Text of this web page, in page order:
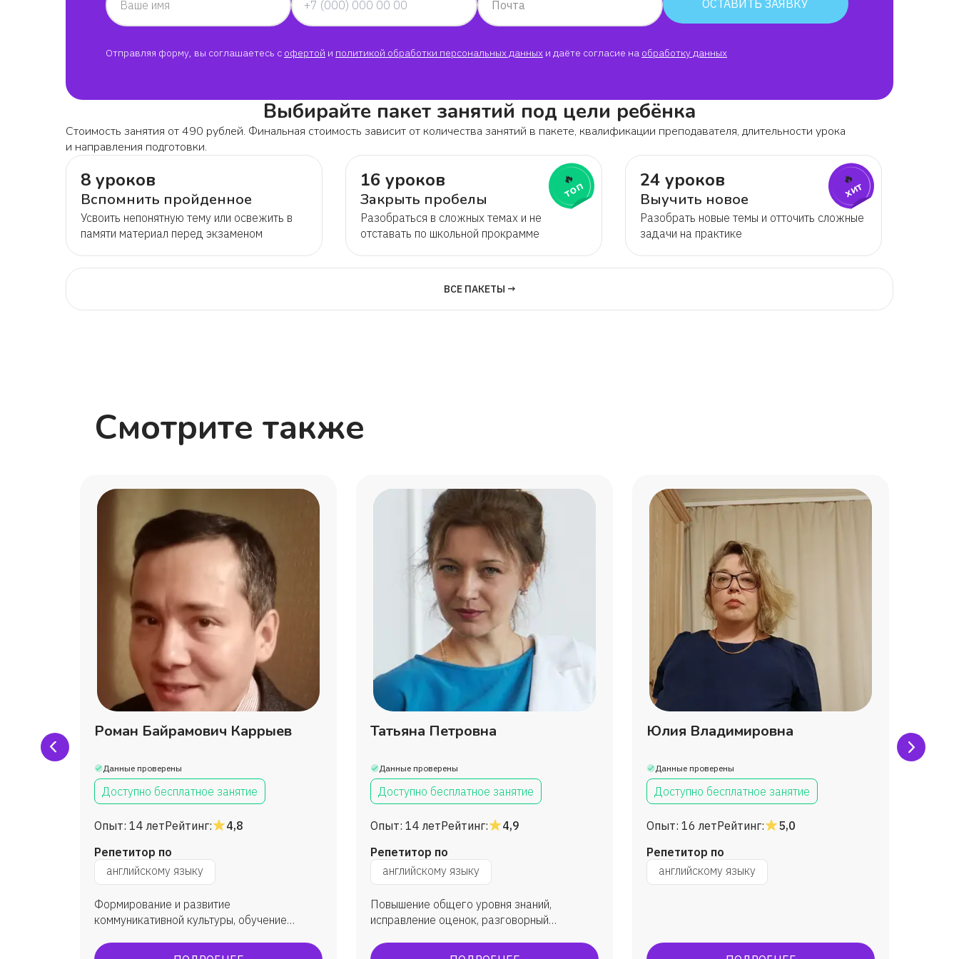
языку даже лучше чем у меня в школе!!!!! Я бы очень хотела
Юлия
Она очень хорошая и добрая! Любит посмеяться!
Вероника
До завтра Полина Гришанова Я хочу спросить можно? А
сколько вам лет
София
Мне очень нравиться заниматься с моим репетитором
Захар
Аделина
Очень хороший учитель, хорошо подает материал,
рекомендую.
Катя
Полина Грешановна отличный педогог всем её советую!!!
Анфиса
Очень хороший преподаватель .
Николь
Эльвира ♻️
Светлана
Бексултан
Ваше имя Почта ОСТАВИТЬ ЗАЯВКУ
Отправляя форму, вы соглашаетесь с офертой и политикой обработки персональных данных и даёте согласие на обработку данных
Выбирайте пакет занятий под цели ребёнка
Стоимость занятия от 490 рублей. Финальная стоимость зависит от количества занятий в пакете, квалификации преподавателя, длительности урока
и направления подготовки.
8 уроков
Вспомнить пройденное
Усвоить непонятную тему или освежить в
памяти материал перед экзаменом
16 уроков
Закрыть пробелы
Разобраться в сложных темах и не
отставать по школьной прокрамме
🔥
топ 24 уроков
Выучить новое
Разобрать новые темы и отточить сложные
задачи на практике
🔥
хит
ВСЕ ПАКЕТЫ →
Смотрите также
Роман Байрамович Каррыев
Данные проверены
Доступно бесплатное занятие
Опыт: 14 летРейтинг:
4,8
Репетитор по
английскому языку
Формирование и развитие
коммуникативной культуры, обучение
языком, углубленное изучение. В
Татьяна Петровна
Данные проверены
Доступно бесплатное занятие
Опыт: 14 летРейтинг:
4,9
Репетитор по
английскому языку
Повышение общего уровня знаний,
исправление оценок, разговорный
преодоление языкового барьера. Все мои
Юлия Владимировна
Данные проверены
Доступно бесплатное занятие
Опыт: 16 летРейтинг:
5,0
Репетитор по
английскому языку